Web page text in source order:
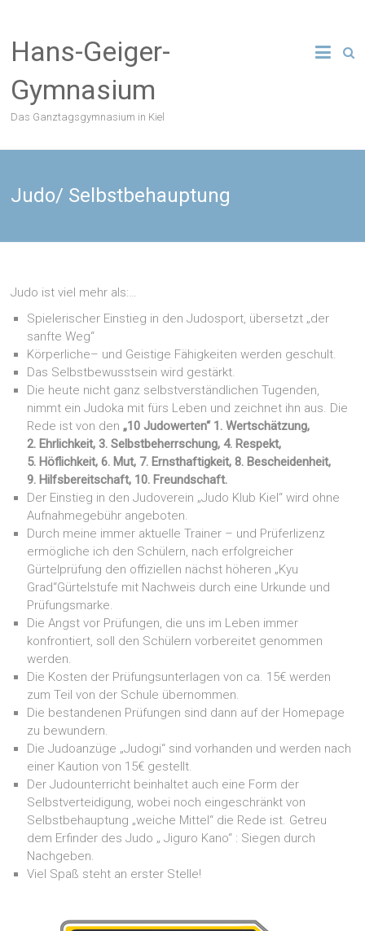
springen
Hans-Geiger-
Gymnasium
Das Ganztagsgymnasium in Kiel
Judo/ Selbstbehauptung
Judo ist viel mehr als:…
Spielerischer Einstieg in den Judosport, übersetzt „der
sanfte Weg“
Körperliche– und Geistige Fähigkeiten werden geschult.
Das Selbstbewusstsein wird gestärkt.
Die heute nicht ganz selbstverständlichen Tugenden,
nimmt ein Judoka mit fürs Leben und zeichnet ihn aus. Die
Rede ist von den„10 Judowerten“ 1. Wertschätzung,
2. Ehrlichkeit, 3. Selbstbeherrschung, 4. Respekt,
5. Höflichkeit, 6. Mut, 7. Ernsthaftigkeit, 8. Bescheidenheit,
9. Hilfsbereitschaft, 10. Freundschaft.
Der Einstieg in den Judoverein „Judo Klub Kiel“ wird ohne
Aufnahmegebühr angeboten.
Durch meine immer aktuelle Trainer – und Prüferlizenz
ermögliche ich den Schülern, nach erfolgreicher
Gürtelprüfung den offiziellen nächst höheren „Kyu
Grad“Gürtelstufe mit Nachweis durch eine Urkunde und
Prüfungsmarke.
Die Angst vor Prüfungen, die uns im Leben immer
konfrontiert, soll den Schülern vorbereitet genommen
werden.
Die Kosten der Prüfungsunterlagen von ca. 15€ werden
zum Teil von der Schule übernommen.
Die bestandenen Prüfungen sind dann auf der Homepage
zu bewundern.
Die Judoanzüge „Judogi“ sind vorhanden und werden nach
einer Kaution von 15€ gestellt.
Der Judounterricht beinhaltet auch eine Form der
Selbstverteidigung, wobei noch eingeschränkt von
Selbstbehauptung „weiche Mittel“ die Rede ist. Getreu
dem Erfinder des Judo „ Jiguro Kano“ : Siegen durch
Nachgeben.
Viel Spaß steht an erster Stelle!